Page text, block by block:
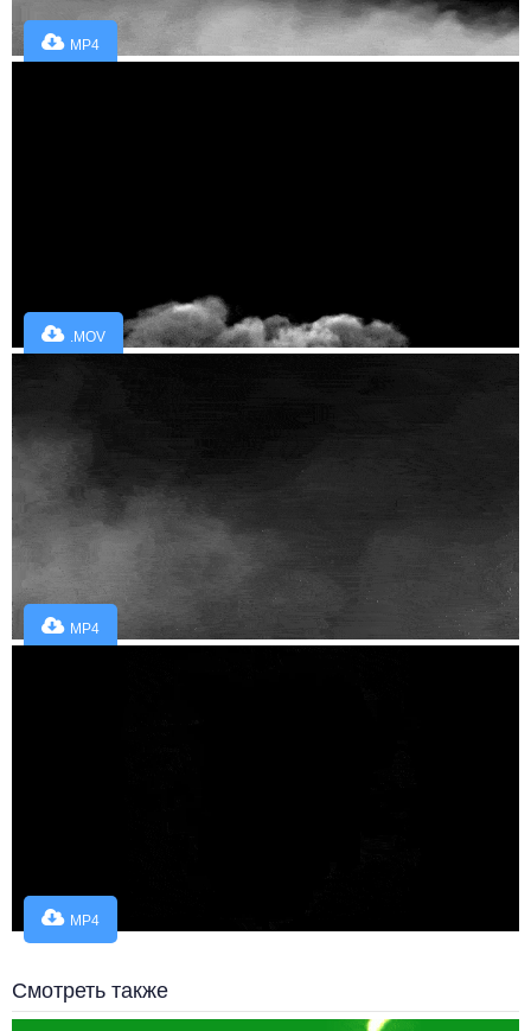
MP4
.MOV
MP4
MP4
Смотреть также